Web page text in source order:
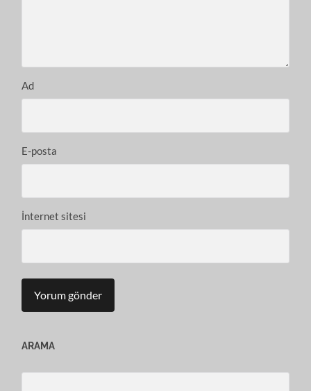
Ad
E-posta
İnternet sitesi
ARAMA